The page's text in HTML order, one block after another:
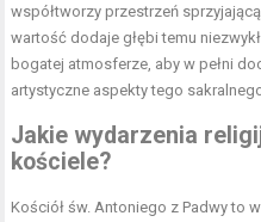
współtworzy przestrzeń
wartość dodaje głębi temu
bogatej atmosferze, aby w pełni
artystyczne aspekty tego
Jakie wydarzenia
kościele?
Kościół św. Antoniego z Padwy to